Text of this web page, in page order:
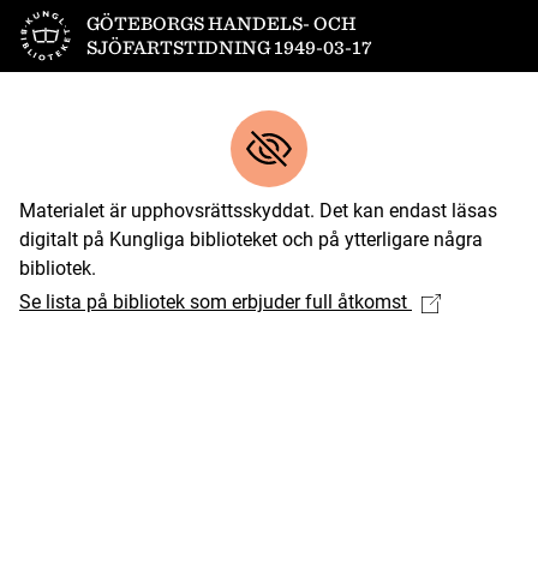
Till startsidanGÖTEBORGS HANDELS- OCH
SJÖFARTSTIDNING 1949-03-17
Materialet är upphovsrättsskyddat. Det kan endast läsas
digitalt på Kungliga biblioteket och på ytterligare några
bibliotek.
Se lista på bibliotek som erbjuder full åtkomst